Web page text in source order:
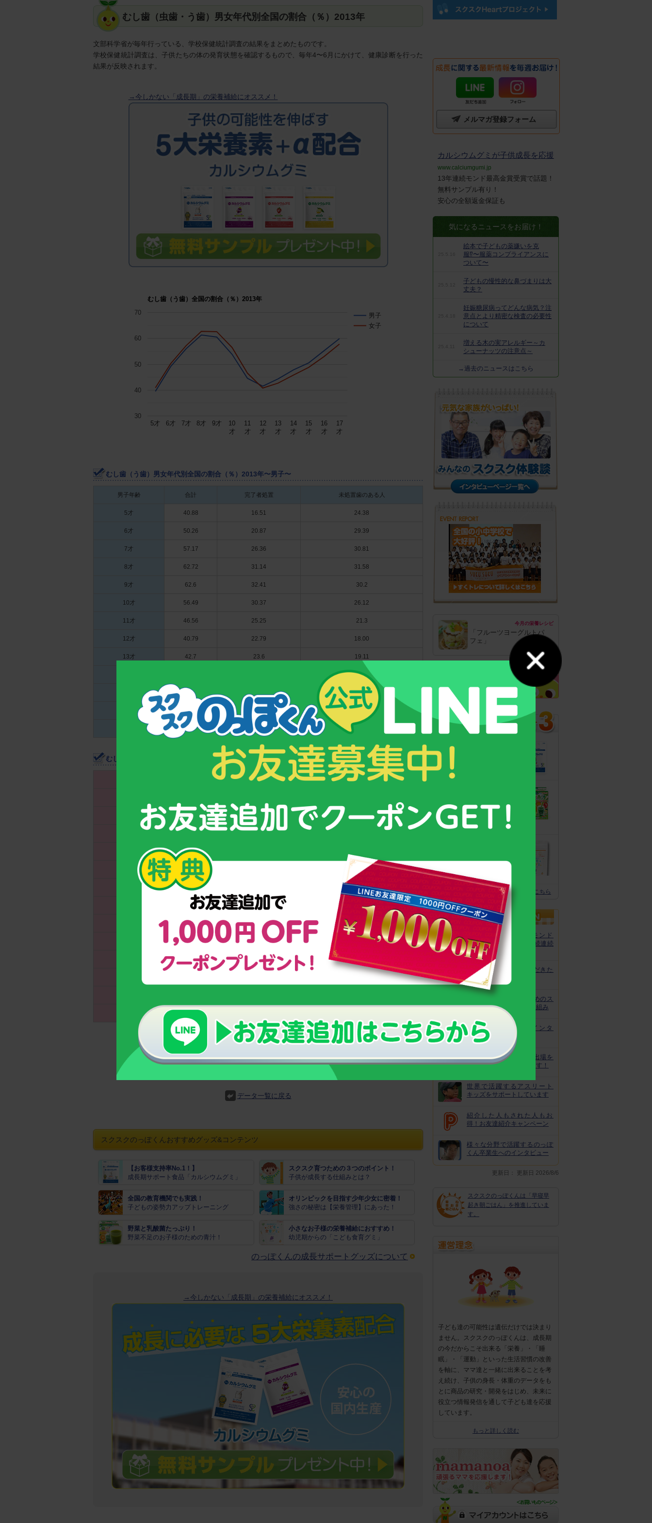
むし歯（虫歯・う歯）男女年代別全国の割合（％）2013年
文部科学省が毎年行っている、学校保健統計調査の結果をまとめたものです。
学校保健統計調査は、子供たちの体の発育状態を確認するもので、毎年4〜6月にかけて、健康診断を行った
結果が反映されます。
→今しかない「成長期」の栄養補給にオススメ！
むし歯（う歯）全国の割合（％）2013年
男子
女子
5才 6才 7才 8才 9才
10
才
11
才
12
才
13
才
14
才
15
才
16
才
17
才
30
40
50
60
70
むし歯（う歯）男女年代別全国の割合（％）2013年〜男子〜
男子年齢 合計 完了者処置 未処置歯のある人
5才 40.88 16.51 24.38
6才 50.26 20.87 29.39
7才 57.17 26.36 30.81
8才 62.72 31.14 31.58
9才 62.6 32.41 30.2
10才 56.49 30.37 26.12
11才 46.56 25.25 21.3
12才 40.79 22.79 18.00
13才 42.7 23.6 19.11
21.34
48.81 26.71 22.1
52.98 29.14 23.84
57.78 31.22
むし歯（う歯）男女年代別全国の割合（％）2013年〜女子〜
完了者処置 未処置歯のある人
49.13 20.48 28.65
61.31
60.52 28.75
53.85 24.63
44.58 24.52 20.06
41.52 23.46 18.05
44.34 24.95 19.39
47.83 26.32 21.51
データ一覧に戻る
スクスクのっぽくんおすすめグッズ&コンテンツ
【お客様支持率No.1！】
成長期サポート食品「カルシウムグミ」
スクスク育つための３つのポイント！
子供が成長する仕組みとは？
全国の教育機関でも実践！
子どもの姿勢力アップトレーニング
オリンピックを目指す少年少女に密着！
強さの秘密は【栄養管理】にあった！
野菜と乳酸菌たっぷり！
野菜不足のお子様のための青汁！
小さなお子様の栄養補給におすすめ！
幼児期からの「こども食育グミ」
のっぽくんの成長サポートグッズについて
→今しかない「成長期」の栄養補給にオススメ！
メルマガ登録フォーム
カルシウムグミが子供成長を応援
www.calciumgumi.jp
13年連続モンド最高金賞受賞で話題！
無料サンプル有り！
安心の全額返金保証も
気になるニュースをお届け！
絵本で子どもの薬嫌いを克
服⁉︎〜服薬コンプライアンスに
ついて〜
子どもの慢性的な鼻づまりは大
丈夫？
妊娠糖尿病ってどんな病気？注
意点とより精密な検査の必要性
について
増える木の実アレルギー～カ
シューナッツの注意点～
→過去のニュースはこちら
今月の栄養レシピ
「フルーツヨーグルトパ
フェ」
野菜と乳酸菌
たっぷり！
守る力を高める
給に最適！ 身
スクスクのっぽくん推奨全グッズはこちら
カルシウムグミが、モンド
「最高金賞」を13年連続連続
受賞！
非常時にお役立ていただきた
いトレーニング
皆様の安心と安全のためのス
クスクのっぽくんの取り組み
なでしこ宮間選手にインタ
ビュー！
ジュニアオリンピック出場を
目指してがんばっています！
世界で活躍するアスリート
キッズをサポートしています
紹介した人もされた人もお
得！お友達紹介キャンペーン
様々な分野で活躍するのっぽ
くん卒業生へのインタビュー
更新日： 更新日 2026/8/6
スクスクのっぽくんは「早寝早
起き朝ごはん」を推進していま
す。
子ども達の可能性は遺伝だけでは決まり
ません。スクスクのっぽくんは、成長期
の今だからこそ出来る「栄養」・「睡
眠」・「運動」といった生活習慣の改善
を軸に、ママ達と一緒に出来ることを考
え続け、子供の身長・体重のデータをも
とに商品の研究・開発をはじめ、未来に
役立つ情報発信を通して子ども達を応援
しています。
もっと詳しく読む